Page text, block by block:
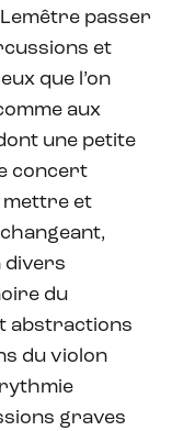
Lemêtre passer
et
que l’on
aux
une petite
concert
mettre et
divers
du
abstractions
du violon
graves